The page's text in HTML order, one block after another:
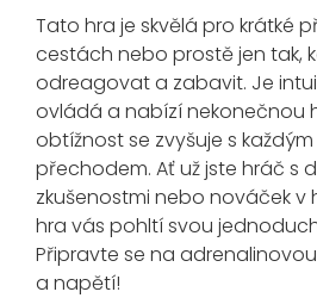
Tato hra je skvělá pro krátké
cestách nebo prostě jen tak,
odreagovat a zabavit. Je
ovládá a nabízí nekonečnou
obtížnost se zvyšuje s
přechodem. Ať už jste hráč s
zkušenostmi nebo nováček v
hra vás pohltí svou
Připravte se na
a napětí!